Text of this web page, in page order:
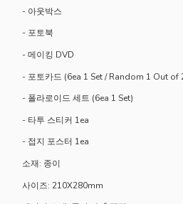
- 아웃박스
- 포토북
- 메이킹 DVD
- 포토카드 (6ea 1 Set / Random 1 Out of
- 폴라로이드 세트 (6ea 1 Set)
- 타투 스티커 1ea
- 접지 포스터 1ea
소재: 종이
사이즈: 210X280mm